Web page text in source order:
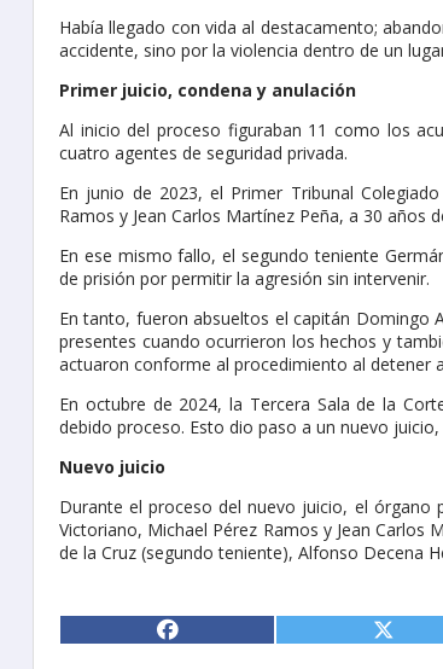
Había llegado con vida al destacamento;
accidente, sino por la violencia dentro de un
Primer juicio, condena y anulación
Al inicio del proceso figuraban 11 como los
cuatro agentes de seguridad privada.
En junio de 2023, el Primer Tribunal
Ramos y Jean Carlos Martínez Peña, a 30
En ese mismo fallo, el segundo teniente
de prisión por permitir la agresión sin intervenir.
En tanto, fueron absueltos el capitán Domingo
presentes cuando ocurrieron los hechos y
actuaron conforme al procedimiento al detener
En octubre de 2024, la Tercera Sala de la
debido proceso. Esto dio paso a un nuevo
Nuevo juicio
Durante el proceso del nuevo juicio, el órgano
Victoriano, Michael Pérez Ramos y Jean Carlos
de la Cruz (segundo teniente), Alfonso Decena